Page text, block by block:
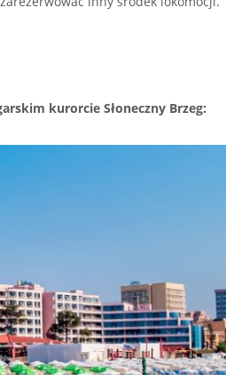
kurorcie Słoneczny Brzeg: